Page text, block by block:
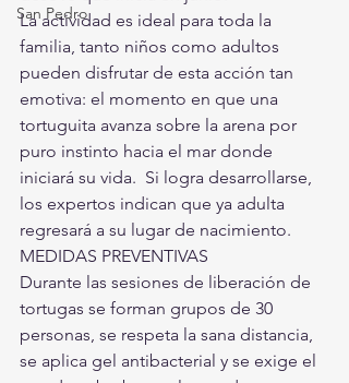
San Pedro
La actividad es ideal para toda la
familia, tanto niños como adultos
pueden disfrutar de esta acción tan
emotiva: el momento en que una
tortuguita avanza sobre la arena por
puro instinto hacia el mar donde
iniciará su vida.  Si logra desarrollarse,
los expertos indican que ya adulta
regresará a su lugar de nacimiento.
MEDIDAS PREVENTIVAS
Durante las sesiones de liberación de
tortugas se forman grupos de 30
personas, se respeta la sana distancia,
se aplica gel antibacterial y se exige el